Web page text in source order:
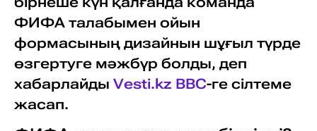
ФИФА талабымен ойын
формасының дизайнын шұғыл түрде
өзгертуге мәжбүр болды, деп
хабарлайды Vesti.kz BBC-ге сілтеме
жасап.